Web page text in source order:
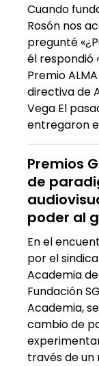
Cuando
Rosón nos
pregunté
él respondió
Premio
directiva de
Vega El
entregaron
Premios
de
poder al
En el
por el
Academia
Fundación
Academia,
cambio de
través de